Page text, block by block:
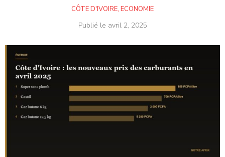
CÔTE D'IVOIRE, ECONOMIE
Publié le avril 2, 2025